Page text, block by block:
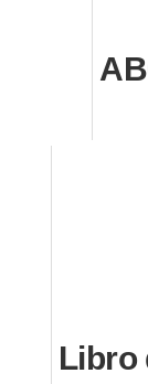
Libro